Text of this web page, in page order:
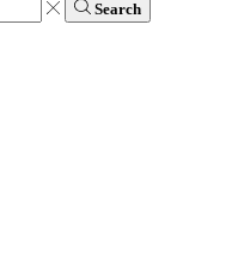
Search